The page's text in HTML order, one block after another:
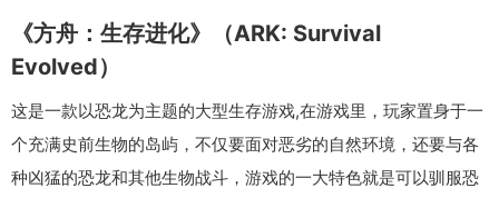
《方舟：生存进化》（ARK: Survival
Evolved）
这是一款以恐龙为主题的大型生存游戏,在游戏里，玩家置身于一
个充满史前生物的岛屿，不仅要面对恶劣的自然环境，还要与各
种凶猛的恐龙和其他生物战斗，游戏的一大特色就是可以驯服恐